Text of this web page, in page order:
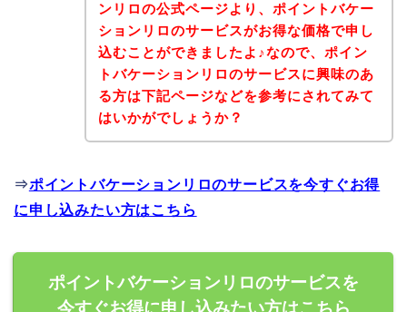
ンリロの公式ページより、ポイントバケー
ションリロのサービスがお得な価格で申し
込むことができましたよ♪なので、ポイン
トバケーションリロのサービスに興味のあ
る方は下記ページなどを参考にされてみて
はいかがでしょうか？
⇒ポイントバケーションリロのサービスを今すぐお得
に申し込みたい方はこちら
ポイントバケーションリロのサービスを
今すぐお得に申し込みたい方はこちら